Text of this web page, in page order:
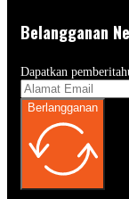
Belangganan
Dapatkan
Berlangganan